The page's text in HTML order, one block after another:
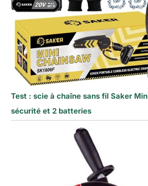
Test : scie à chaîne sans fil Saker
sécurité et 2 batteries